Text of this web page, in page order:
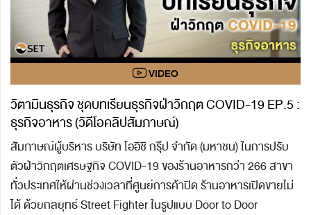
วิตามินธุรกิจ ชุดบทเรียนธุรกิจฝ่าวิกฤต COVID-19 EP.5 :
ธุรกิจอาหาร (วิดีโอคลิปสัมภาษณ์)
สัมภาษณ์ผู้บริหาร บริษัท โออิชิ กรุ๊ป จำกัด (มหาชน) ในการปรับ
ตัวฝ่าวิกฤตเศรษฐกิจ COVID-19 ของร้านอาหารกว่า 266 สาขา
ทั่วประเทศให้ผ่านช่วงเวลาที่ศูนย์การค้าปิด ร้านอาหารเปิดขายไม่
ได้ ด้วยกลยุทธ์ Street Fighter ในรูปแบบ Door to Door